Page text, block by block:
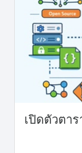
เปิดตัวตา